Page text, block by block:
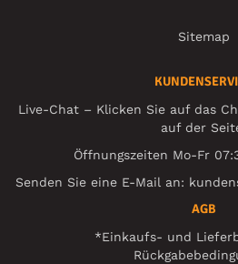
Sitemap
Live-Chat – Klicken Sie auf das
auf der
Öffnungszeiten Mo-Fr
Senden Sie eine E-Mail an:
AGB
*Einkaufs- und